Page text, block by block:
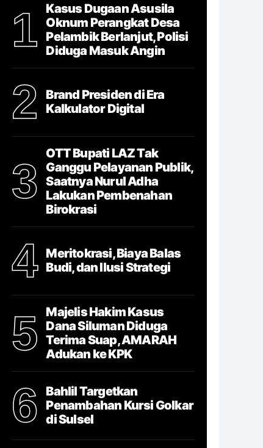
1
Kasus Dugaan Asusila
Oknum Perangkat Desa
Pelambik Berlanjut, Polisi
Diduga Masuk Angin
2
Brand Presiden di Era
Kalkulator Digital
3
OTT Bupati LAZ Tak
Ganggu Pelayanan Publik,
Saatnya Nurul Adha
Lakukan Pembenahan
Birokrasi
4
Meritokrasi, Biaya Balas
Budi, dan Ilusi Strategi
5
Majelis Hakim Kasus
Dana Siluman Diduga
Terima Suap, AMARAH
Adukan ke KPK
6
Bahlil Targetkan
Penambahan Kursi Golkar
di Sulsel